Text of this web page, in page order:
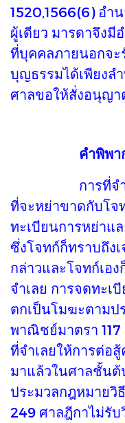
1520,1566(6) อำ
ผู้เดียว มารดาจึงมี
ที่บุคคลภายนอกจะ
บุญธรรมได้เพียงล
ศาลขอให้สั่งอนุญ
คำพิพากษาศ
การที่จำเลยฎี
ที่จะหย่าขาดกับโจ
ทะเบียนการหย่า
ซึ่งโจทก์ก็ทราบถึง
กล่าวและโจทก์เอ
จำเลย การจดทะ
ตกเป็นโมฆะตามป
พาณิชย์มาตรา
ที่จำเลยให้การต่อ
มาแล้วในศาลชั้น
ประมวลกฎหมายวิ
249 ศาลฎีกาไม่รั